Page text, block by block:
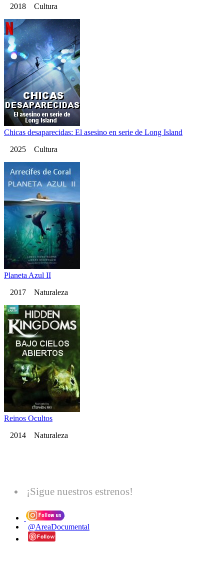
2018 Cultura
Chicas desaparecidas: El asesino en serie de Long Island
2025 Cultura
Planeta Azul II
2017 Naturaleza
Reinos Ocultos
2014 Naturaleza
¡Sigue nuestros estrenos!
@AreaDocumental